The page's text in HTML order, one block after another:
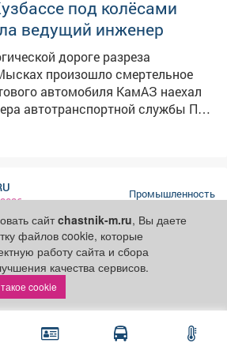
Кузбасса!
под колёсами
ведущий инженер
дороге разреза
произошло смертельное
автомобиля КамАЗ наехал
автотранспортной службы ПАО
полученных травм женщина
соблюдения трудового
поводом послужили два
зафиксированных на
полугодие 2026 года. Всего
области
несчастных случаев,
на работников. Подобные
всего случаются на складах,
производственных и
Промышленность
строят мегазавод за 8
с высоты
комбината перешло в
сайтchastnik-m.ru, Вы даете
файлов cookie, которые
работу сайта и сбора
качества сервисов.
cookie